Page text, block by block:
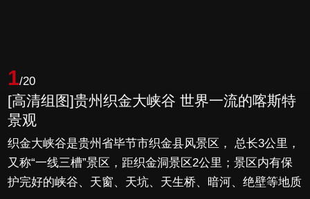
1/20
[高清组图]贵州织金大峡谷 世界一流的喀斯特
景观
织金大峡谷是贵州省毕节市织金县风景区， 总长3公里，
又称“一线三槽”景区，距织金洞景区2公里；景区内有保
护完好的峡谷、天窗、天坑、天生桥、暗河、绝壁等地质